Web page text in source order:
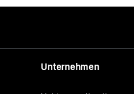
Unternehmen